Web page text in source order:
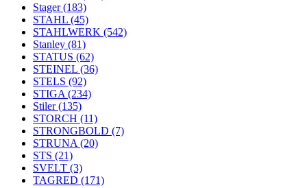
Stager(183)
STAHL (45)
STAHLWERK (542)
Stanley (81)
STATUS (62)
STEINEL (36)
STELS (92)
STIGA (234)
Stiler(135)
STORCH (11)
STRONGBOLD (7)
STRUNA (20)
STS (21)
SVELT (3)
TAGRED (171)